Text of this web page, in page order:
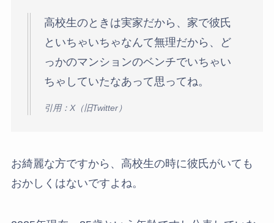
高校生のときは実家だから、家で彼氏
といちゃいちゃなんて無理だから、ど
っかのマンションのベンチでいちゃい
ちゃしていたなあって思ってね。
引用：X（旧Twitter）
お綺麗な方ですから、高校生の時に彼氏がいても
おかしくはないですよね。